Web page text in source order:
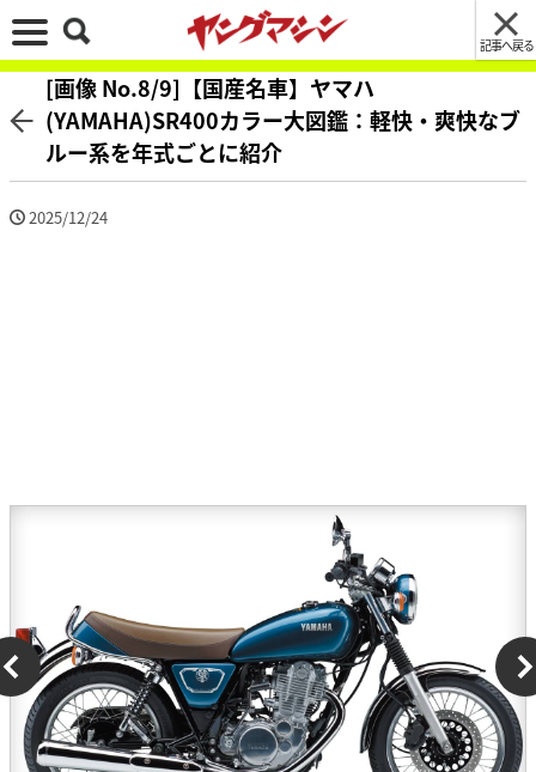
記事へ戻る
[画像 No.8/9]【国産名車】ヤマハ
(YAMAHA)SR400カラー大図鑑：軽快・爽快なブ
ルー系を年式ごとに紹介
2025/12/24